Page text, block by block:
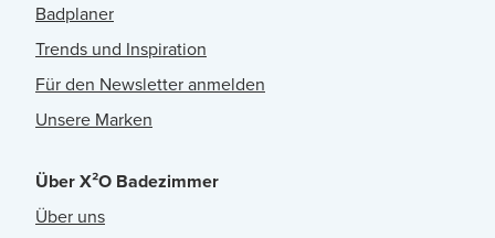
Badplaner
Trends und Inspiration
Für den Newsletter anmelden
Unsere Marken
Über X²O Badezimmer
Über uns